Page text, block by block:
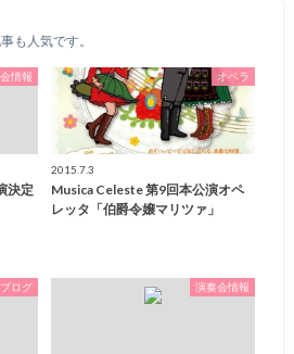
も人気です。
情報
決定
オペラ
2015.7.3
Musica Celeste 第9回本公演オペ
レッタ「伯爵令嬢マリツァ」
ログ 演奏会情報